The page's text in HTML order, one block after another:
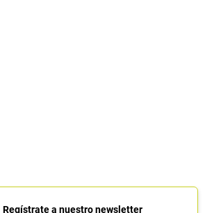
Regístrate a nuestro newsletter